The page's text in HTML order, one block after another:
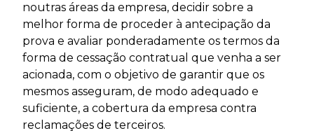
noutras áreas da empresa, decidir sobre a
melhor forma de proceder à antecipação da
prova e avaliar ponderadamente os termos da
forma de cessação contratual que venha a ser
acionada, com o objetivo de garantir que os
mesmos asseguram, de modo adequado e
suficiente, a cobertura da empresa contra
reclamações de terceiros.